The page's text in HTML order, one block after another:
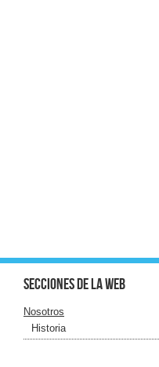
Secciones de la web
Nosotros
Historia